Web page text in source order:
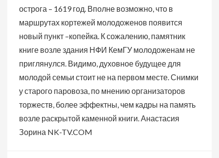
острога – 1619 год. Вполне возможно, что в
маршрутах кортежей молодоженов появится
новый пункт –копейка. К сожалению, памятник
книге возле здания НФИ КемГУ молодоженам не
приглянулся. Видимо, духовное будущее для
молодой семьи стоит не на первом месте. Снимки
у старого паровоза, по мнению организаторов
торжеств, более эффектны, чем кадры на память
возле раскрытой каменной книги. Анастасия
Зорина NK-TV.COM